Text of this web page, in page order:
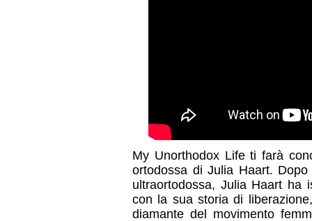
My Unorthodox Life ti farà
ortodossa di Julia Haart.
ultraortodossa, Julia Haart ha
con la sua storia di
diamante del movimento